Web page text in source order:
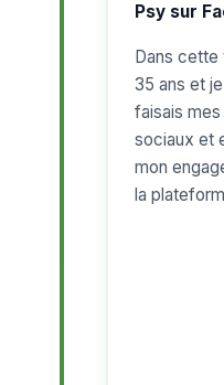
Psy sur
Dans
35 ans et
faisais
sociaux et
mon
la